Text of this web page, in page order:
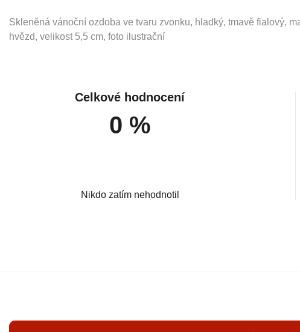
Skleněná vánoční ozdoba ve tvaru zvonku, hladký, tmavě fialový,
hvězd, velikost 5,5 cm, foto ilustrační
Celkové hodnocení
0 %
Nikdo zatím nehodnotil